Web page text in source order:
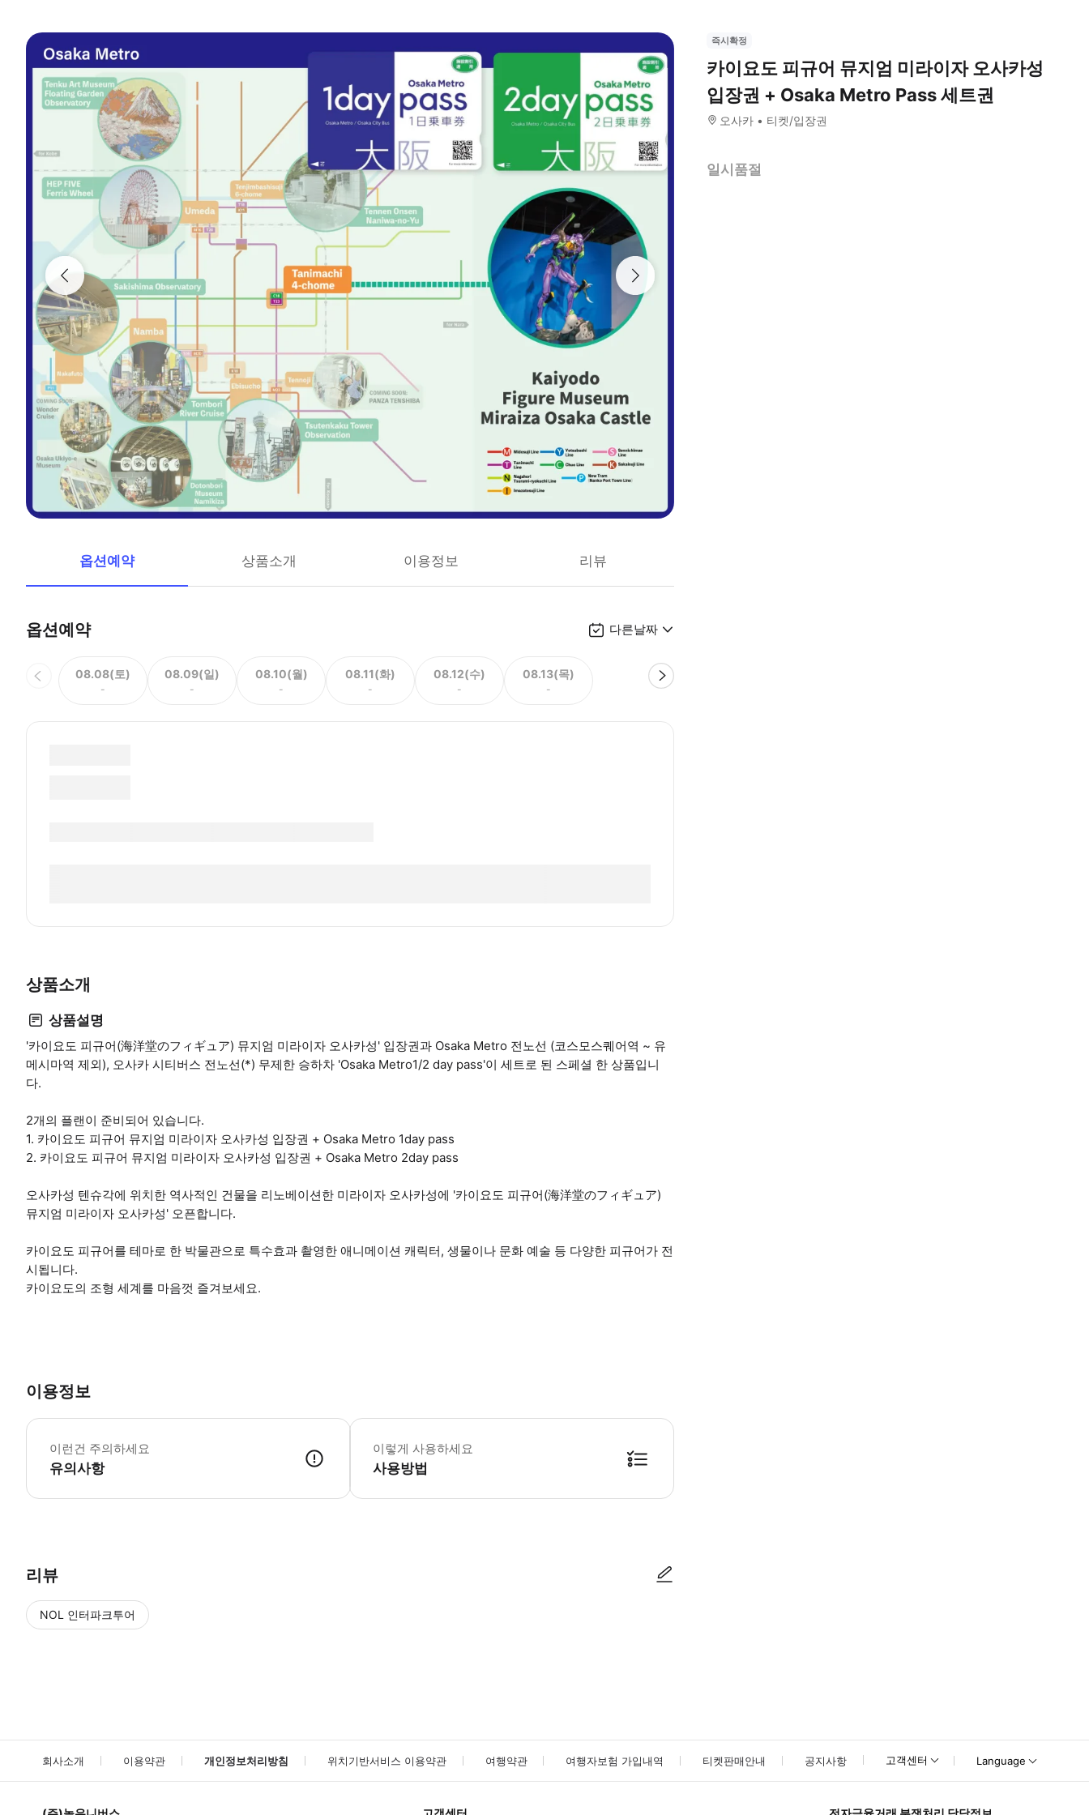
옵션예약 상품소개 이용정보 리뷰
옵션예약 다른날짜
08.08(토)
-
08.09(일)
-
08.10(월)
-
08.11(화)
-
08.12(수)
-
08.13(목)
-
상품소개
상품설명
'카이요도 피규어(海洋堂のフィギュア) 뮤지엄 미라이자 오사카성' 입장권과 Osaka Metro 전노선 (코스모스퀘어역 ~ 유
메시마역 제외), 오사카 시티버스 전노선(*) 무제한 승하차 'Osaka Metro1/2 day pass'이 세트로 된 스페셜 한 상품입니
다.
2개의 플랜이 준비되어 있습니다.
1. 카이요도 피규어 뮤지엄 미라이자 오사카성 입장권 + Osaka Metro 1day pass
2. 카이요도 피규어 뮤지엄 미라이자 오사카성 입장권 + Osaka Metro 2day pass
오사카성 텐슈각에 위치한 역사적인 건물을 리노베이션한 미라이자 오사카성에 '카이요도 피규어(海洋堂のフィギュア)
뮤지엄 미라이자 오사카성' 오픈합니다.
카이요도 피규어를 테마로 한 박물관으로 특수효과 촬영한 애니메이션 캐릭터, 생물이나 문화 예술 등 다양한 피규어가 전
시됩니다.
카이요도의 조형 세계를 마음껏 즐겨보세요.
이용정보
이런건 주의하세요
유의사항
16세 이상 성인 티켓만 판매합니다. [카이요도 피겨 뮤지엄 미라이자 오사카성] -바우처 유효기간 : 구입일로 부터 3개월, 1회 한정 이용가능합니다. -구입
이렇게 사용하세요
사용방법
리뷰
NOL 인터파크투어
즉시확정
카이요도 피규어 뮤지엄 미라이자 오사카성
입장권 + Osaka Metro Pass 세트권
오사카 티켓/입장권
일시품절
회사소개 이용약관 개인정보처리방침 위치기반서비스 이용약관 여행약관 여행자보험 가입내역 티켓판매안내 공지사항 고객센터 Language